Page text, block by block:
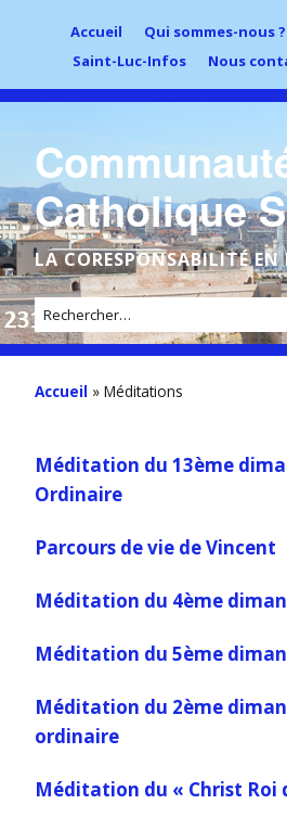
Accueil Qui sommes-nous ?
Saint-Luc-Infos
Nous
Catholique
LA CORESPONSABILITÉ EN
Accueil » Méditations
Méditation du 13ème
Ordinaire
Parcours de vie de Vincent
Méditation du 4ème
Méditation du 5ème
Méditation du 2ème
ordinaire
Méditation du « Christ Roi